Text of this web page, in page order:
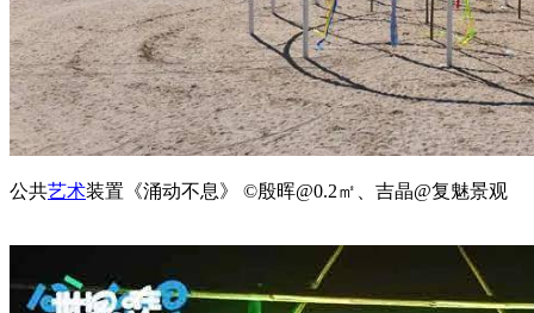
公共艺术装置《涌动不息》 ©殷晖@0.2㎡、吉晶@复魅景观